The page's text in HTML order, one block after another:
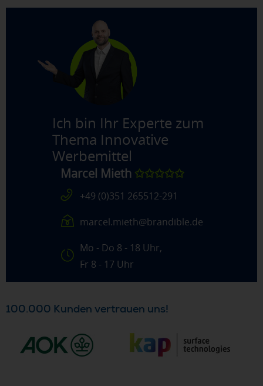
Ich bin Ihr Experte zum
Thema Innovative
Werbemittel
Marcel Mieth ✩✩✩✩✩
+49 (0)351 265512-291
marcel.mieth@brandible.de
Mo - Do 8 - 18 Uhr,
Fr 8 - 17 Uhr
100.000 Kunden vertrauen uns!